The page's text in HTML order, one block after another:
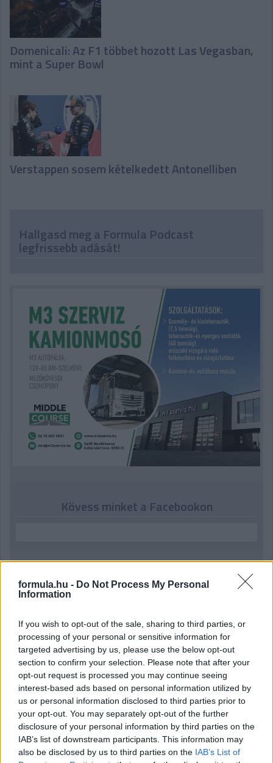
formula.hu - Do Not Process My Personal
Information
If you wish to opt-out of the sale, sharing to third parties, or
processing of your personal or sensitive information for
targeted advertising by us, please use the below opt-out
section to confirm your selection. Please note that after your
opt-out request is processed you may continue seeing
interest-based ads based on personal information utilized by
us or personal information disclosed to third parties prior to
your opt-out. You may separately opt-out of the further
disclosure of your personal information by third parties on the
IAB’s list of downstream participants. This information may
also be disclosed by us to third parties on the IAB’s List of
Domenicali: Az F1 többet hozott Las Vegasban,
mint a Super Bowl
Verstappen sosem kételkedett Antonelliben
Hallgasd meg a Formula Podcast
legfrissebb adását!
Kövess minket a Facebookon
Parc Fermé
„Lando és Oscar kapcsolata csak még erősebbé vált a
tavalyi év után” – Stella